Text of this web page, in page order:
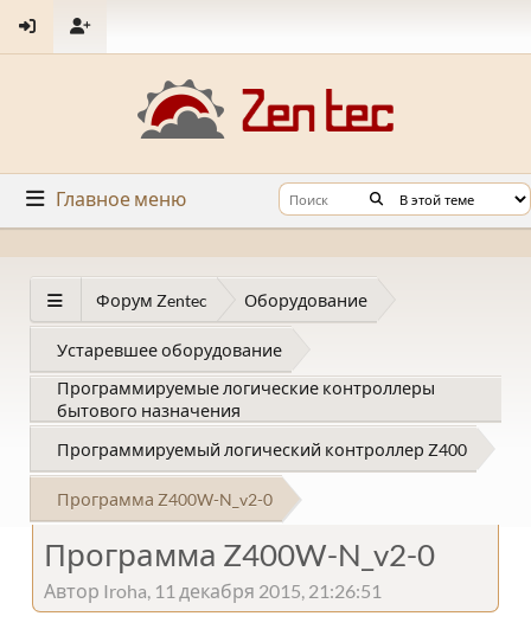
Главное меню
Форум Zentec Оборудование
Устаревшее оборудование
Программируемые логические контроллеры
бытового назначения
Программируемый логический контроллер Z400
Программа Z400W-N_v2-0
Программа Z400W-N_v2-0
Автор Iroha, 11 декабря 2015, 21:26:51